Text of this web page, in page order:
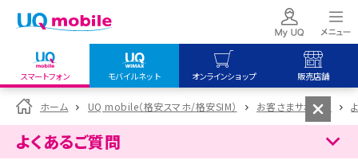
スマートフォン モバイルネット オンラインショップ 販売店舗
my UQ WiMAX
UQ WiMAX ご契約の方
My UQ mobile
UQ mobile
オンラインショップ
UQ WiMAX
UQ mobile
販売店舗
UQ WiMAX
ホーム UQ mobile（格安スマホ/格安SIM） お客さまサポート
よくあるご質問